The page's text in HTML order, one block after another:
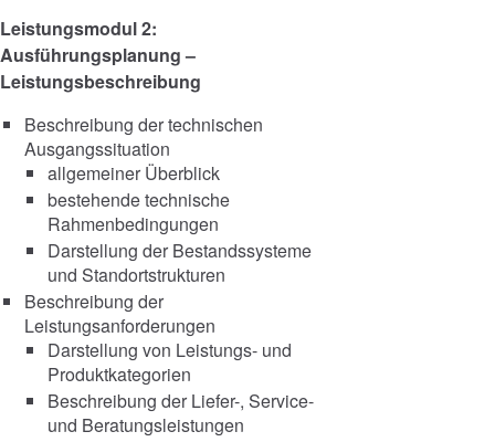
Leistungsmodul 2:
Ausführungsplanung –
Leistungsbeschreibung
Beschreibung der technischen
Ausgangssituation
allgemeiner Überblick
bestehende technische
Rahmenbedingungen
Darstellung der Bestandssysteme
und Standortstrukturen
Beschreibung der
Leistungsanforderungen
Darstellung von Leistungs- und
Produktkategorien
Beschreibung der Liefer-, Service-
und Beratungsleistungen